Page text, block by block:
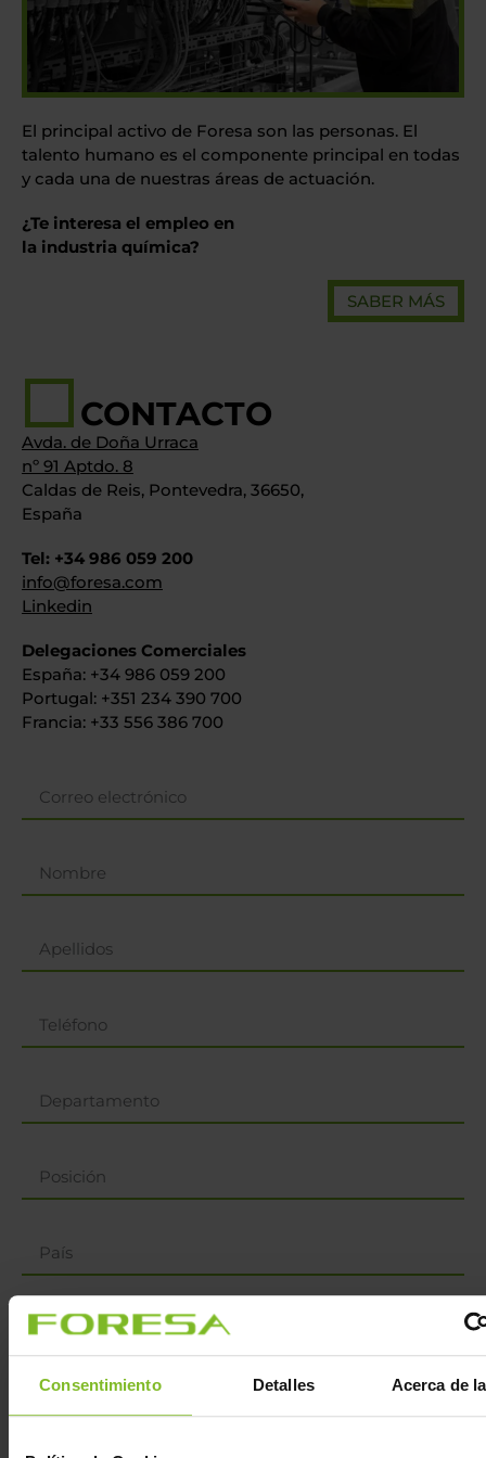
Consentimiento Detalles Acerca de
El principal activo de Foresa son las personas. El
talento humano es el componente principal en todas
y cada una de nuestras áreas de actuación.
¿Te interesa el empleo en
la industria química?
SABER MÁS
CONTACTO
Avda. de Doña Urraca
nº 91 Aptdo. 8
Caldas de Reis, Pontevedra, 36650,
España
Tel: +34 986 059 200
info@foresa.com
Linkedin
Delegaciones Comerciales
España: +34 986 059 200
Portugal: +351 234 390 700
Francia: +33 556 386 700